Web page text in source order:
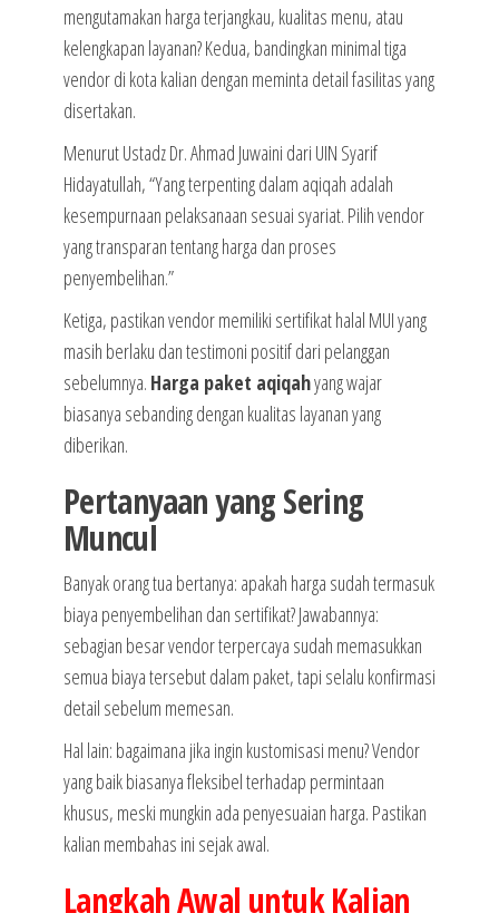
mengutamakan harga terjangkau, kualitas menu, atau
kelengkapan layanan? Kedua, bandingkan minimal tiga
vendor di kota kalian dengan meminta detail fasilitas yang
disertakan.
Menurut Ustadz Dr. Ahmad Juwaini dari UIN Syarif
Hidayatullah, “Yang terpenting dalam aqiqah adalah
kesempurnaan pelaksanaan sesuai syariat. Pilih vendor
yang transparan tentang harga dan proses
penyembelihan.”
Ketiga, pastikan vendor memiliki sertifikat halal MUI yang
masih berlaku dan testimoni positif dari pelanggan
sebelumnya. Harga paket aqiqahyang wajar
biasanya sebanding dengan kualitas layanan yang
diberikan.
Pertanyaan yang Sering
Muncul
Banyak orang tua bertanya: apakah harga sudah termasuk
biaya penyembelihan dan sertifikat? Jawabannya:
sebagian besar vendor terpercaya sudah memasukkan
semua biaya tersebut dalam paket, tapi selalu konfirmasi
detail sebelum memesan.
Hal lain: bagaimana jika ingin kustomisasi menu? Vendor
yang baik biasanya fleksibel terhadap permintaan
khusus, meski mungkin ada penyesuaian harga. Pastikan
kalian membahas ini sejak awal.
Langkah Awal untuk Kalian